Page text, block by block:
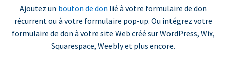
Ajoutez un bouton de don lié à votre formulaire de don
récurrent ou à votre formulaire pop-up. Ou intégrez votre
formulaire de don à votre site Web créé sur WordPress, Wix,
Squarespace, Weebly et plus encore.